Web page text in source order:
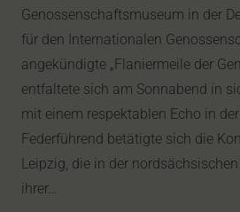
Genossenschaftsmuseum in der
für den Internationalen
angekündigte „Flaniermeile der
entfaltete sich am Sonnabend in
mit einem respektablen Echo in
Federführend betätigte sich die
Leipzig, die in der
ihrer…